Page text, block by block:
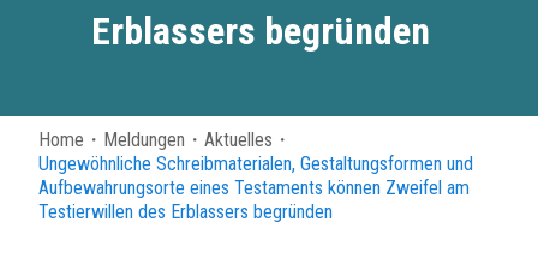
Erblassers begründen
Home ・ Meldungen ・ Aktuelles ・
Ungewöhnliche Schreibmaterialen, Gestaltungsformen und
Aufbewahrungsorte eines Testaments können Zweifel am
Testierwillen des Erblassers begründen